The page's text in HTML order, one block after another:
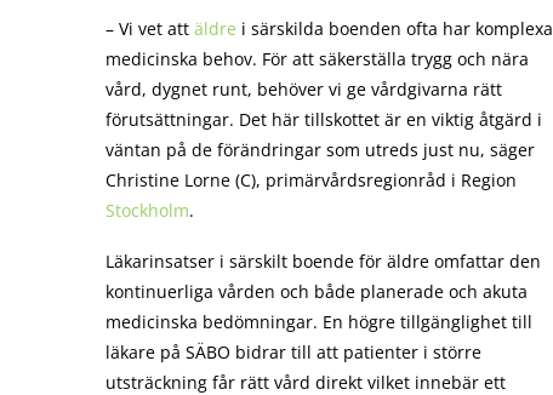
– Vi vet att äldre i särskilda boenden ofta har komplexa
medicinska behov. För att säkerställa trygg och nära
vård, dygnet runt, behöver vi ge vårdgivarna rätt
förutsättningar. Det här tillskottet är en viktig åtgärd i
väntan på de förändringar som utreds just nu, säger
Christine Lorne (C), primärvårdsregionråd i Region
Stockholm.
Läkarinsatser i särskilt boende för äldre omfattar den
kontinuerliga vården och både planerade och akuta
medicinska bedömningar. En högre tillgänglighet till
läkare på SÄBO bidrar till att patienter i större
utsträckning får rätt vård direkt vilket innebär ett